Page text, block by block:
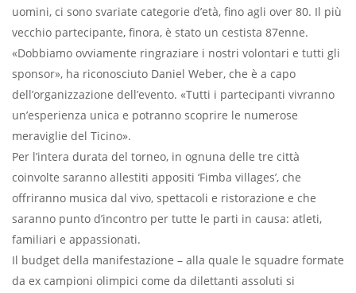
uomini, ci sono svariate categorie d’età, fino agli over 80. Il più
vecchio partecipante, finora, è stato un cestista 87enne.
«Dobbiamo ovviamente ringraziare i nostri volontari e tutti gli
sponsor», ha riconosciuto Daniel Weber, che è a capo
dell’organizzazione dell’evento. «Tutti i partecipanti vivranno
un’esperienza unica e potranno scoprire le numerose
meraviglie del Ticino».
Per l’intera durata del torneo, in ognuna delle tre città
coinvolte saranno allestiti appositi ‘Fimba villages’, che
offriranno musica dal vivo, spettacoli e ristorazione e che
saranno punto d’incontro per tutte le parti in causa: atleti,
familiari e appassionati.
Il budget della manifestazione – alla quale le squadre formate
da ex campioni olimpici come da dilettanti assoluti si